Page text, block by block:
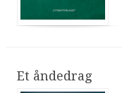
Et åndedrag